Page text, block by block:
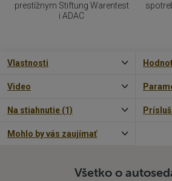
prestížnym Stiftung Warentest
i ADAC
Vlastnosti
Video
Na stiahnutie (1)
Mohlo by vás zaujímať
Všetko o